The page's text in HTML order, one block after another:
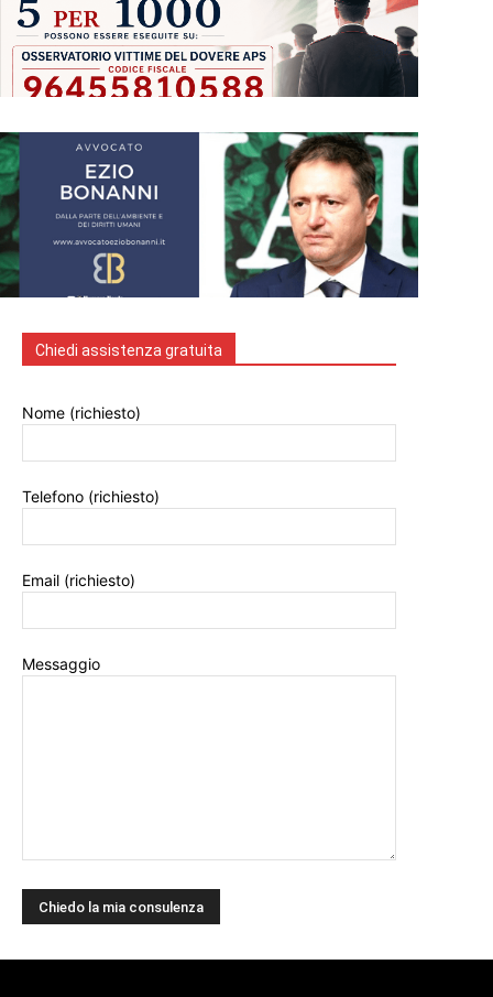
Chiedi assistenza gratuita
Nome (richiesto)
Telefono (richiesto)
Email (richiesto)
Messaggio